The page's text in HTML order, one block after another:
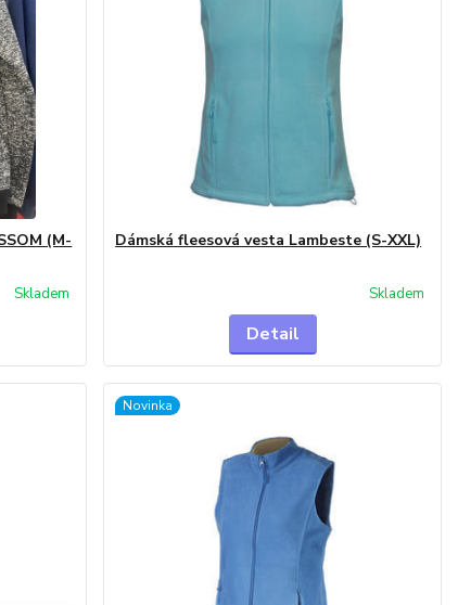
(M-
Skladem
Dámská fleesová vesta Lambeste (S-XXL)
Skladem
Detail
Novinka